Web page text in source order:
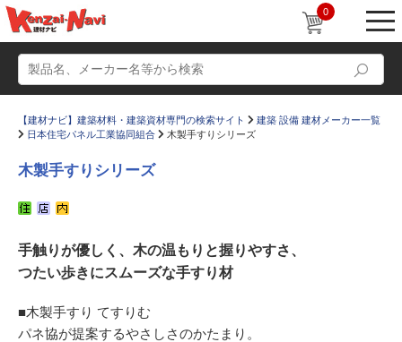
0
かたなび コラム
Q＆A
【建材ナビ】建築材料・建築資材専門の検索サイト
建築 設備 建材メーカー一覧
日本住宅パネル工業協同組合
木製手すりシリーズ
木製手すりシリーズ
手触りが優しく、木の温もりと握りやすさ、
つたい歩きにスムーズな手すり材
■木製手すり てすりむ
パネ協が提案するやさしさのかたまり。